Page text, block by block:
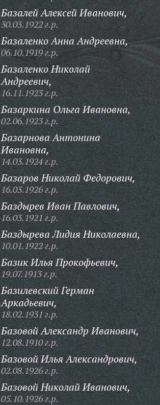
Базалей Алексей Иванович,
30.03.1922 г.р.
Базаленко Анна Андреевна,
06.10.1919 г.р.
Базаленко Николай
Андреевич,
16.11.1923 г.р.
Базаркина Ольга Ивановна,
02.06.1923 г.р.
Базарнова Антонина
Ивановна,
14.03.1924 г.р.
Базаров Николай Федорович,
16.03.1926 г.р.
Баздырев Иван Павлович,
16.03.1921 г.р.
Баздырева Лидия Николаевна,
10.01.1922 г.р.
Базик Илья Прокофьевич,
19.07.1913 г.р.
Базилевский Герман
Аркадьевич,
18.02.1931 г.р.
Базовой Александр Иванович,
12.08.1910 г.р.
Базовой Илья Александрович,
02.08.1926 г.р.
Базовой Николай Иванович,
05.10.1926 г.р.